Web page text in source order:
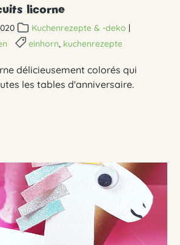
licorne
Kuchenrezepte & -deko |
einhorn kuchenrezepte
délicieusement colorés qui
les tables d'anniversaire.